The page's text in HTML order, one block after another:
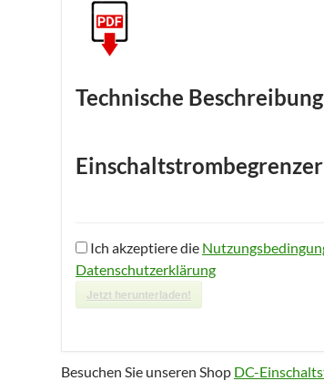
Technische Beschreibung
Einschaltstrombegrenzer
Ich akzeptiere die
Datenschutzerklärung
Jetzt herunterladen!
Besuchen Sie unseren Shop DC-